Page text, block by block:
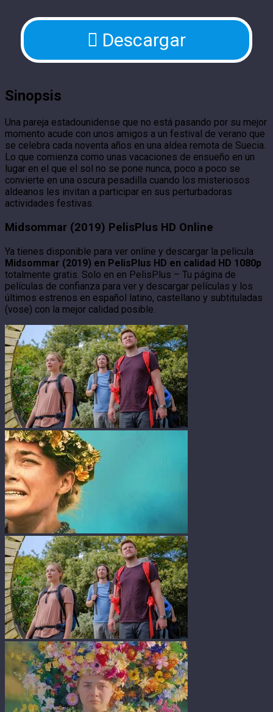
Descargar
Sinopsis
Una pareja estadounidense que no está pasando por su mejor
momento acude con unos amigos a un festival de verano que
se celebra cada noventa años en una aldea remota de Suecia.
Lo que comienza como unas vacaciones de ensueño en un
lugar en el que el sol no se pone nunca, poco a poco se
convierte en una oscura pesadilla cuando los misteriosos
aldeanos les invitan a participar en sus perturbadoras
actividades festivas.
Midsommar (2019) PelisPlus HD Online
Ya tienes disponible para ver online y descargar la película
Midsommar (2019) en PelisPlus HD en calidad HD 1080p
totalmente gratis. Solo en en PelisPlus – Tu página de
películas de confianza para ver y descargar películas y los
últimos estrenos en español latino, castellano y subtituladas
(vose) con la mejor calidad posible.